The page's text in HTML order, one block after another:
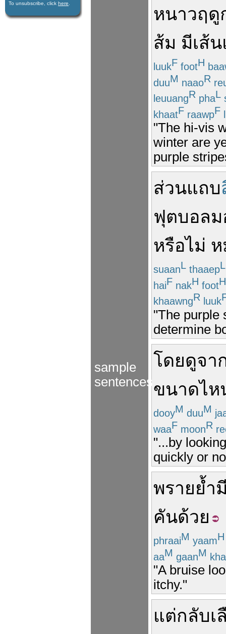
To unsubscribe, click here
sample
sentences
หนาวฤดู
ส้ม มีเส้น
luukF footH
duuM naaoR
leuuangR phaL
khaatF raawpF
"The hi-vis
winter are
purple
ส่วนแถบ
ฟุตบอลม
หรือไม่
suaanL thaaepL
haiF nakH footH
khaawngR luuk
"The purple
determine
โดยดูจา
ขนาดไห
dooyM duuM
waaF moonR
"...by
quickly or
พรายย้ำ
คันด้วย
phraaiM yaamH
aaM gaanM
"A bruise
itchy."
แต่กลับเ